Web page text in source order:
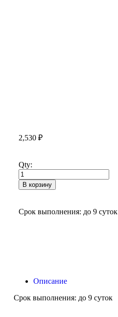
2,530 ₽
Qty:
В корзину
Срок выполнения: до 9 суток
Описание
Срок выполнения: до 9 суток